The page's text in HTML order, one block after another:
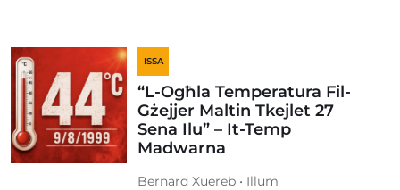
ISSA
“L-Ogħla Temperatura Fil-
Gżejjer Maltin Tkejlet 27
Sena Ilu” – It-Temp
Madwarna
Bernard Xuereb • Illum